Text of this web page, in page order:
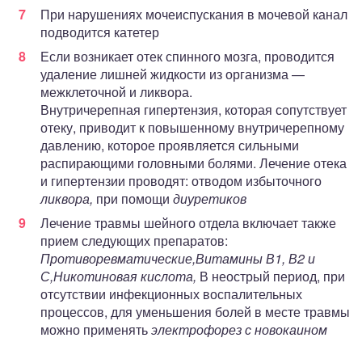
При нарушениях мочеиспускания в мочевой канал
подводится катетер
Если возникает отек спинного мозга, проводится
удаление лишней жидкости из организма —
межклеточной и ликвора.
Внутричерепная гипертензия, которая сопутствует
отеку, приводит к повышенному внутричерепному
давлению, которое проявляется сильными
распирающими головными болями. Лечение отека
и гипертензии проводят: отводом избыточного
ликвора, при помощи диуретиков
Лечение травмы шейного отдела включает также
прием следующих препаратов:
Противоревматические,Витамины В1, В2 и
С,Никотиновая кислота, В неострый период, при
отсутствии инфекционных воспалительных
процессов, для уменьшения болей в месте травмы
можно применятьэлектрофорез с новокаином